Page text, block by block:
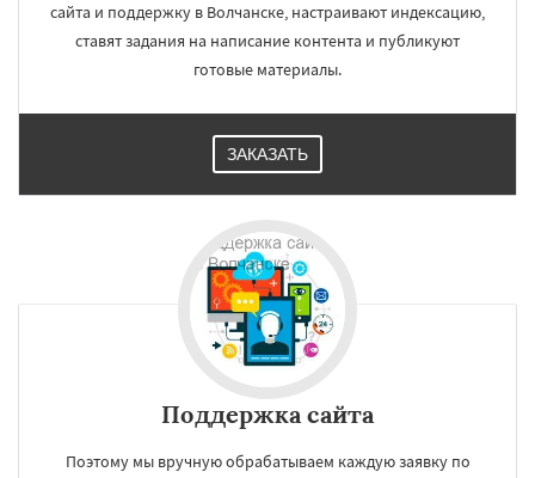
сайта и поддержку в Волчанске, настраивают индексацию,
ставят задания на написание контента и публикуют
готовые материалы.
ЗАКАЗАТЬ
Поддержка сайта
Поэтому мы вручную обрабатываем каждую заявку по